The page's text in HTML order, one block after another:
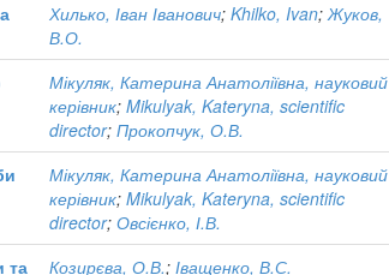
Хилько, Іван Іванович;Khilko, Ivan;Жуков,
В.О.
Мікуляк, Катерина Анатоліївна, науковий
керівник;Mikulyak, Kateryna, scientific
director;Прокопчук, О.В.
Мікуляк, Катерина Анатоліївна, науковий
керівник;Mikulyak, Kateryna, scientific
director;Овсієнко, І.В.
та
Козирєва, О.В.;Іващенко, В.С.